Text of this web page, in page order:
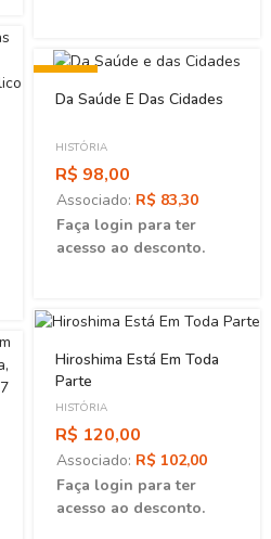
Da Saúde E Das Cidades
HISTÓRIA
R$ 98,00
Associado: R$ 83,30
Faça login para ter
acesso ao desconto.
Hiroshima Está Em Toda
Parte
HISTÓRIA
R$ 120,00
Associado: R$ 102,00
Faça login para ter
acesso ao desconto.